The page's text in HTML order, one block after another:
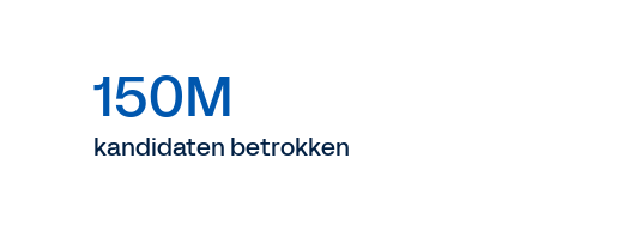
150M
kandidaten betrokken